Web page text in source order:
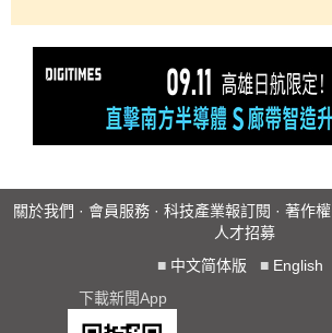
關於我們 · 會員服務 · 科技產業報訂閱 · 著作權
人才招募
■ 中文简体版 ■ English
下載新聞App